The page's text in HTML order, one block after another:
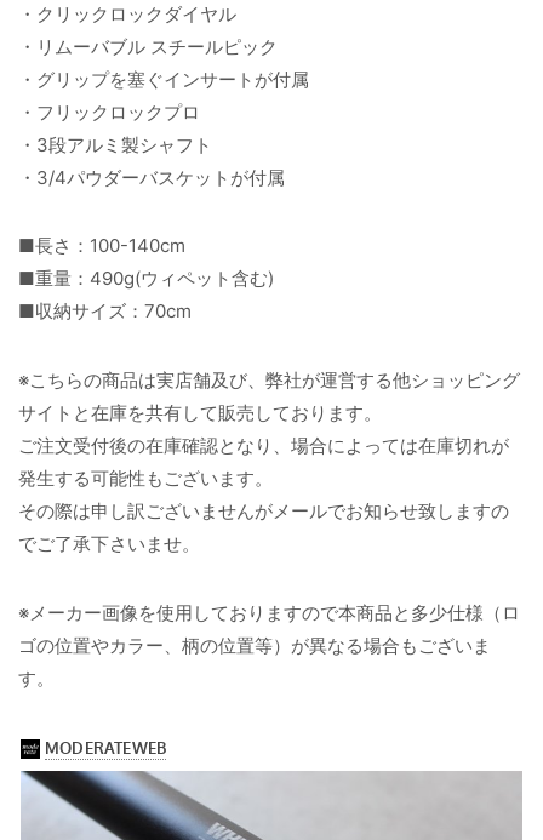
・クリックロックダイヤル
・リムーバブル スチールピック
・グリップを塞ぐインサートが付属
・フリックロックプロ
・3段アルミ製シャフト
・3/4パウダーバスケットが付属
■長さ：100-140cm
■重量：490g(ウィペット含む)
■収納サイズ：70cm
※こちらの商品は実店舗及び、弊社が運営する他ショッピング
サイトと在庫を共有して販売しております。
ご注文受付後の在庫確認となり、場合によっては在庫切れが
発生する可能性もございます。
その際は申し訳ございませんがメールでお知らせ致しますの
でご了承下さいませ。
※メーカー画像を使用しておりますので本商品と多少仕様（ロ
ゴの位置やカラー、柄の位置等）が異なる場合もございま
す。